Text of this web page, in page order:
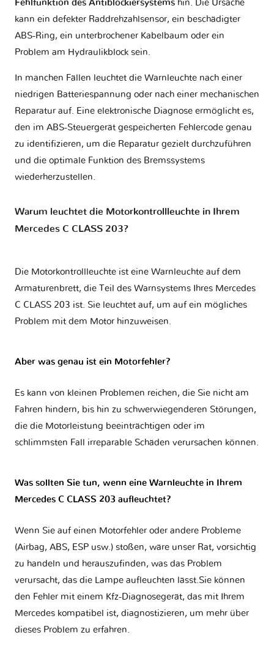
Fehlfunktion des Antiblockiersystems hin. Die Ursache
kann ein defekter Raddrehzahlsensor, ein beschädigter
ABS-Ring, ein unterbrochener Kabelbaum oder ein
Problem am Hydraulikblock sein.
In manchen Fällen leuchtet die Warnleuchte nach einer
niedrigen Batteriespannung oder nach einer mechanischen
Reparatur auf. Eine elektronische Diagnose ermöglicht es,
den im ABS-Steuergerät gespeicherten Fehlercode genau
zu identifizieren, um die Reparatur gezielt durchzuführen
und die optimale Funktion des Bremssystems
wiederherzustellen.
Warum leuchtet die Motorkontrollleuchte in Ihrem
Mercedes C CLASS 203?
Die Motorkontrollleuchte ist eine Warnleuchte auf dem
Armaturenbrett, die Teil des Warnsystems Ihres Mercedes
C CLASS 203 ist. Sie leuchtet auf, um auf ein mögliches
Problem mit dem Motor hinzuweisen.
Aber was genau ist ein Motorfehler?
Es kann von kleinen Problemen reichen, die Sie nicht am
Fahren hindern, bis hin zu schwerwiegenderen Störungen,
die die Motorleistung beeinträchtigen oder im
schlimmsten Fall irreparable Schäden verursachen können.
Was sollten Sie tun, wenn eine Warnleuchte in Ihrem
Mercedes C CLASS 203 aufleuchtet?
Wenn Sie auf einen Motorfehler oder andere Probleme
(Airbag, ABS, ESP usw.) stoßen, wäre unser Rat, vorsichtig
zu handeln und herauszufinden, was das Problem
verursacht, das die Lampe aufleuchten lässt.Sie können
den Fehler mit einem Kfz-Diagnosegerät, das mit Ihrem
Mercedes kompatibel ist, diagnostizieren, um mehr über
dieses Problem zu erfahren.